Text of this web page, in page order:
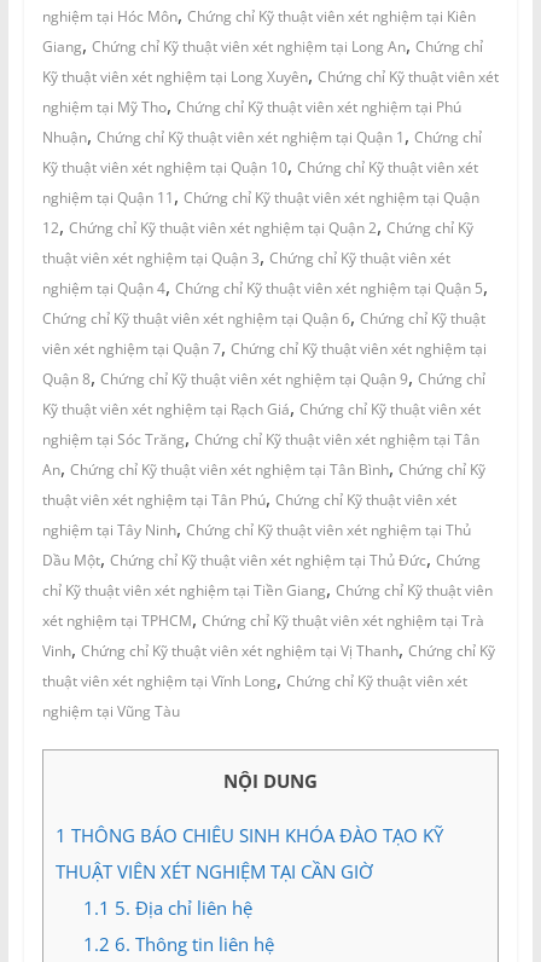
nghiệm tại Hóc Môn, Chứng chỉ Kỹ thuật viên xét nghiệm tại Kiên
Giang, Chứng chỉ Kỹ thuật viên xét nghiệm tại Long An, Chứng chỉ
Kỹ thuật viên xét nghiệm tại Long Xuyên, Chứng chỉ Kỹ thuật viên xét
nghiệm tại Mỹ Tho, Chứng chỉ Kỹ thuật viên xét nghiệm tại Phú
Nhuận, Chứng chỉ Kỹ thuật viên xét nghiệm tại Quận 1, Chứng chỉ
Kỹ thuật viên xét nghiệm tại Quận 10, Chứng chỉ Kỹ thuật viên xét
nghiệm tại Quận 11, Chứng chỉ Kỹ thuật viên xét nghiệm tại Quận
12, Chứng chỉ Kỹ thuật viên xét nghiệm tại Quận 2, Chứng chỉ Kỹ
thuật viên xét nghiệm tại Quận 3, Chứng chỉ Kỹ thuật viên xét
nghiệm tại Quận 4, Chứng chỉ Kỹ thuật viên xét nghiệm tại Quận 5,
Chứng chỉ Kỹ thuật viên xét nghiệm tại Quận 6, Chứng chỉ Kỹ thuật
viên xét nghiệm tại Quận 7, Chứng chỉ Kỹ thuật viên xét nghiệm tại
Quận 8, Chứng chỉ Kỹ thuật viên xét nghiệm tại Quận 9, Chứng chỉ
Kỹ thuật viên xét nghiệm tại Rạch Giá, Chứng chỉ Kỹ thuật viên xét
nghiệm tại Sóc Trăng, Chứng chỉ Kỹ thuật viên xét nghiệm tại Tân
An, Chứng chỉ Kỹ thuật viên xét nghiệm tại Tân Bình, Chứng chỉ Kỹ
thuật viên xét nghiệm tại Tân Phú, Chứng chỉ Kỹ thuật viên xét
nghiệm tại Tây Ninh, Chứng chỉ Kỹ thuật viên xét nghiệm tại Thủ
Dầu Một, Chứng chỉ Kỹ thuật viên xét nghiệm tại Thủ Đức, Chứng
chỉ Kỹ thuật viên xét nghiệm tại Tiền Giang, Chứng chỉ Kỹ thuật viên
xét nghiệm tại TPHCM, Chứng chỉ Kỹ thuật viên xét nghiệm tại Trà
Vinh, Chứng chỉ Kỹ thuật viên xét nghiệm tại Vị Thanh, Chứng chỉ Kỹ
thuật viên xét nghiệm tại Vĩnh Long, Chứng chỉ Kỹ thuật viên xét
nghiệm tại Vũng Tàu
NỘI DUNG
1 THÔNG BÁO CHIÊU SINH KHÓA ĐÀO TẠO KỸ
THUẬT VIÊN XÉT NGHIỆM TẠI CẦN GIỜ
1.1 5. Địa chỉ liên hệ
1.2 6. Thông tin liên hệ